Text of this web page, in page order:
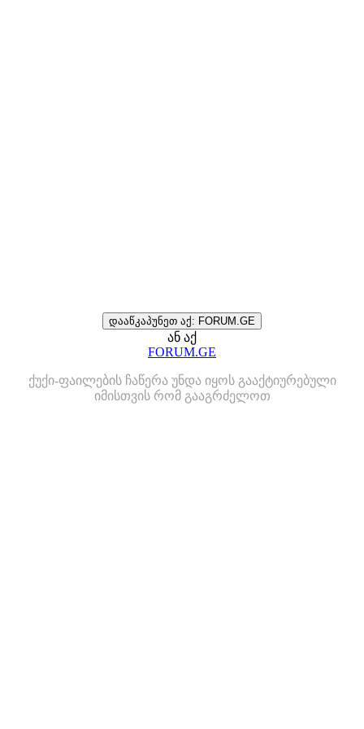
დააწკაპუნეთ აქ: FORUM.GE
ან აქ
FORUM.GE
ქუქი-ფაილების ჩაწერა უნდა იყოს გააქტიურებული
იმისთვის რომ გააგრძელოთ